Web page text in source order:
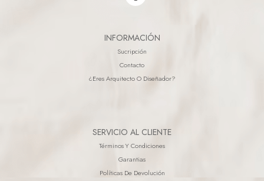
INFORMACIÓN
Sucripción
Contacto
¿eres Arquitecto O Diseñador?
SERVICIO AL CLIENTE
Términos Y Condiciones
Garantias
Políticas De Devolución